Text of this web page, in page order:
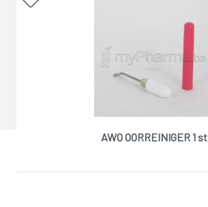
AWO OORREINIGER 1 st